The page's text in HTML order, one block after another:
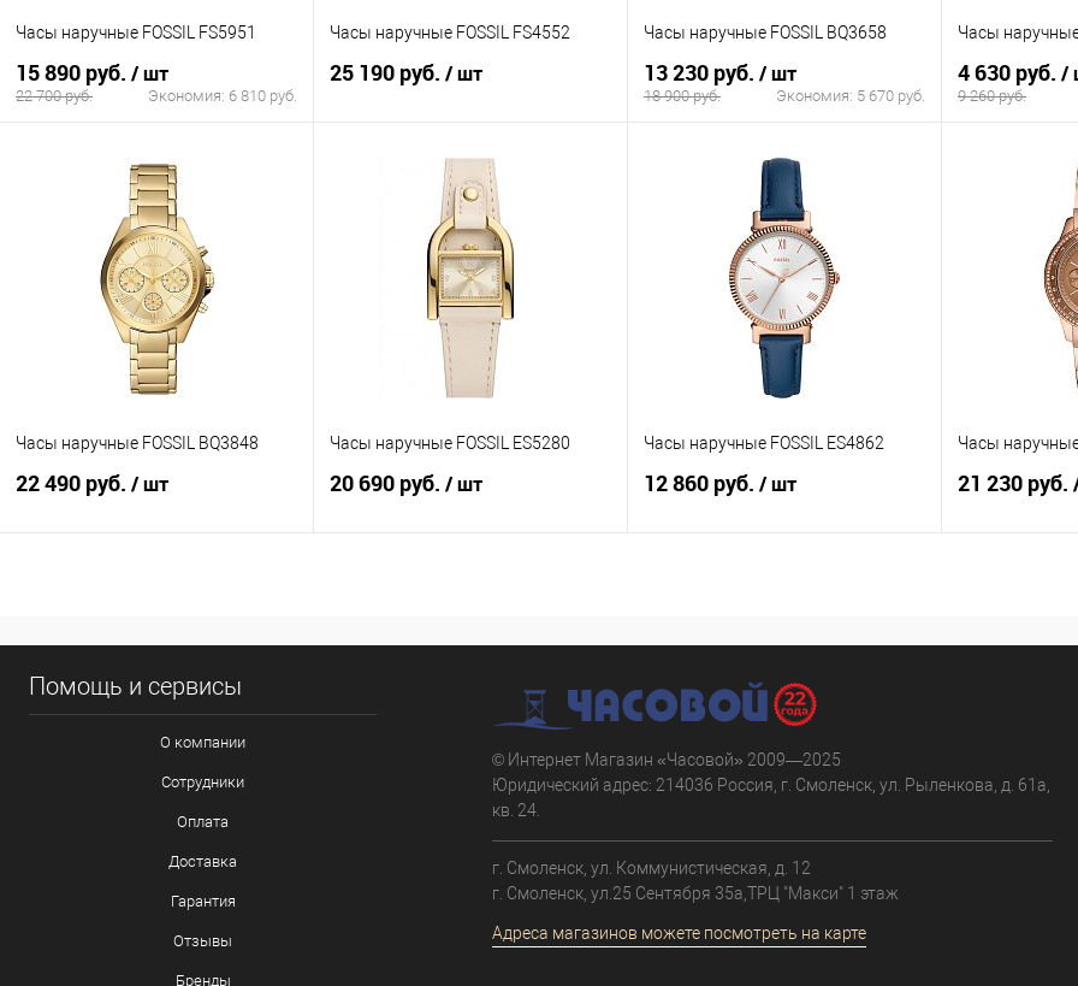
Часы наручные FOSSIL FS5951
15 890 руб. / шт
22 700 руб. Экономия: 6 810 руб.
В корзину
Купить в 1 клик
В избранное
В наличии
Часы наручные FOSSIL FS4552
25 190 руб. / шт
В корзину
Купить в 1 клик
К сравнению
В избранное
В наличии
Часы наручные FOSSIL BQ3658
13 230 руб. / шт
18 900 руб. Экономия: 5 670 руб.
В корзину
Купить в 1 клик
В избранное
В наличии
Часы
4 630 руб. /
9 260 руб.
Купить в 1
В избранное
Часы наручные FOSSIL BQ3848
22 490 руб. / шт
Купить в 1 клик
К сравнению
В избранное
В наличии
Часы наручные FOSSIL ES5280
20 690 руб. / шт
Купить в 1 клик
К сравнению
В наличии
Часы наручные FOSSIL ES4862
12 860 руб. / шт
Купить в 1 клик
К сравнению
В избранное
Часы
21 230 руб.
Купить в 1
Помощь и сервисы
О компании
Сотрудники
Оплата
Доставка
Гарантия
Отзывы
Бренды
© Интернет Магазин «Часовой» 2009—2025
Юридический адрес: 214036 Россия, г. Смоленск, ул. Рыленкова, д. 61а,
кв. 24.
г. Смоленск, ул. Коммунистическая, д. 12
г. Смоленск, ул.25 Сентября 35а,ТРЦ "Макси" 1 этаж
Адреса магазинов можете посмотреть на карте